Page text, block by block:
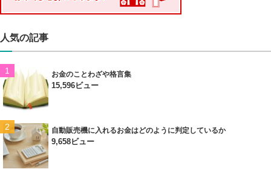
人気の記事
お金のことわざや格言集
15,596ビュー
自動販売機に入れるお金はどのように判定しているか
9,658ビュー